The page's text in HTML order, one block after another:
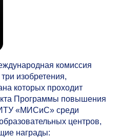
комиссия
изобретения,
которых проходит
Программы повышения
«МИСиС» среди
центров,
награды: